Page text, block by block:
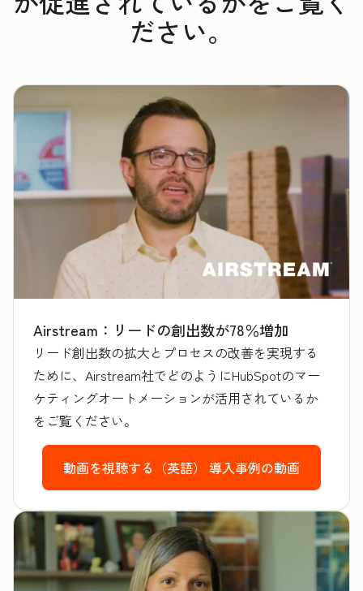
ださい。
Airstream：リードの創出数が78％増加
リード創出数の拡大とプロセスの改善を実現する
ために、Airstream社でどのようにHubSpotのマー
ケティングオートメーションが活用されているか
をご覧ください。
動画を視聴する（英語） 導入事例の動画